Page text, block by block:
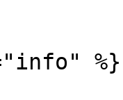
%}